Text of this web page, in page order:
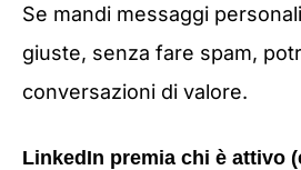
Se mandi messaggi
giuste, senza fare spam,
conversazioni di valore.
LinkedIn premia chi è attivo